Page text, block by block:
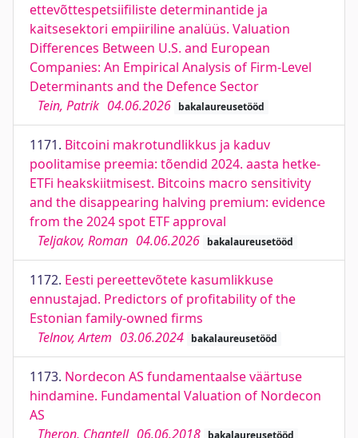
ettevõttespetsiifiliste determinantide ja
kaitsesektori empiiriline analüüs. Valuation
Differences Between U.S. and European
Companies: An Empirical Analysis of Firm-Level
Determinants and the Defence Sector
Tein, Patrik 04.06.2026 bakalaureusetööd
1171. Bitcoini makrotundlikkus ja kaduv
poolitamise preemia: tõendid 2024. aasta hetke-
ETFi heakskiitmisest. Bitcoins macro sensitivity
and the disappearing halving premium: evidence
from the 2024 spot ETF approval
Teljakov, Roman 04.06.2026 bakalaureusetööd
1172. Eesti pereettevõtete kasumlikkuse
ennustajad. Predictors of profitability of the
Estonian family-owned firms
Telnov, Artem 03.06.2024 bakalaureusetööd
1173. Nordecon AS fundamentaalse väärtuse
hindamine. Fundamental Valuation of Nordecon
AS
Theron, Chantell 06.06.2018 bakalaureusetööd